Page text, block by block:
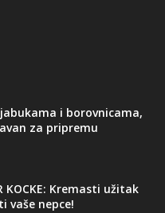
jabukama i borovnicama,
za pripremu
KOCKE: Kremasti užitak
vaše nepce!